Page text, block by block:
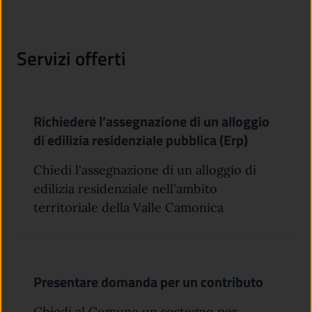
Servizi offerti
Richiedere l’assegnazione di un alloggio
di edilizia residenziale pubblica (Erp)
Chiedi l'assegnazione di un alloggio di
edilizia residenziale nell'ambito
territoriale della Valle Camonica
Presentare domanda per un contributo